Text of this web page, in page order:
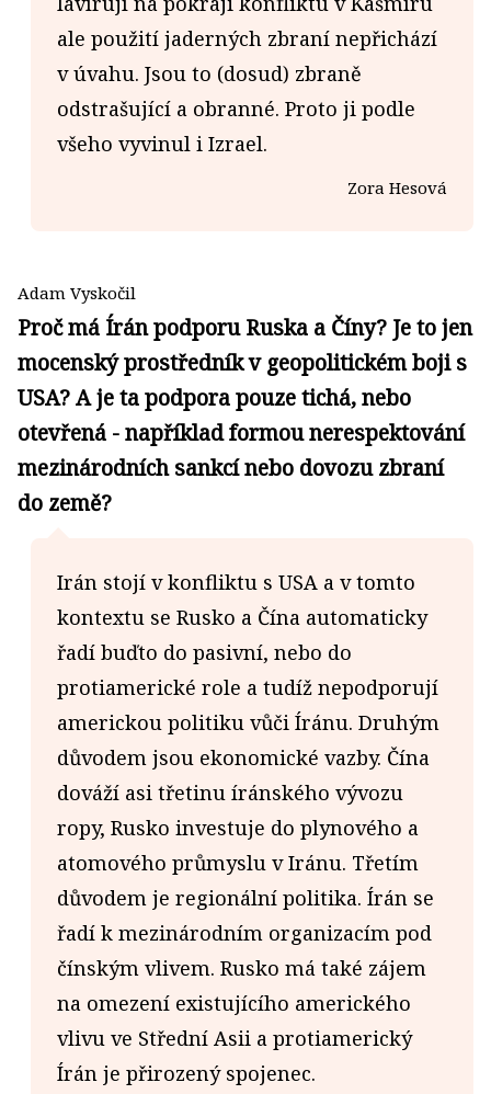
ale použití jaderných zbraní nepřichází
v úvahu. Jsou to (dosud) zbraně
odstrašující a obranné. Proto ji podle
všeho vyvinul i Izrael.
Zora Hesová
Adam Vyskočil
Proč má Írán podporu Ruska a Číny? Je to jen
mocenský prostředník v geopolitickém boji s
USA? A je ta podpora pouze tichá, nebo
otevřená - například formou nerespektování
mezinárodních sankcí nebo dovozu zbraní
do země?
Irán stojí v konfliktu s USA a v tomto
kontextu se Rusko a Čína automaticky
řadí buďto do pasivní, nebo do
protiamerické role a tudíž nepodporují
americkou politiku vůči Íránu. Druhým
důvodem jsou ekonomické vazby. Čína
dováží asi třetinu íránského vývozu
ropy, Rusko investuje do plynového a
atomového průmyslu v Iránu. Třetím
důvodem je regionální politika. Írán se
řadí k mezinárodním organizacím pod
čínským vlivem. Rusko má také zájem
na omezení existujícího amerického
vlivu ve Střední Asii a protiamerický
Írán je přirozený spojenec.